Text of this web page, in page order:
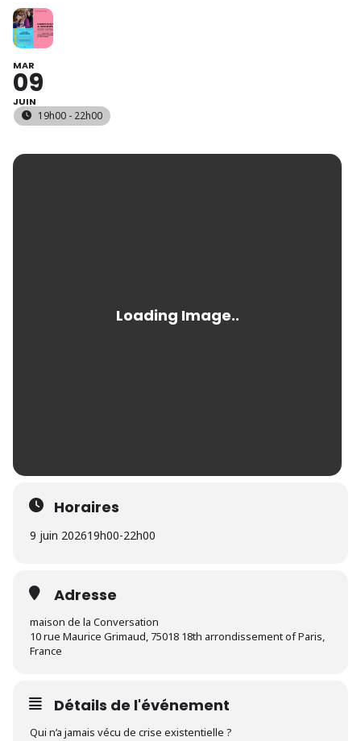
MAR
09
JUIN
19h00 - 22h00
Horaires
9 juin 202619h00-22h00
Adresse
maison de la Conversation
10 rue Maurice Grimaud, 75018 18th arrondissement of Paris,
France
Détails de l'événement
Qui n’a jamais vécu de crise existentielle ?